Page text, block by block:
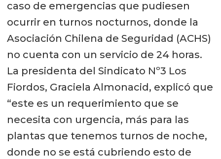
caso de emergencias que pudiesen
ocurrir en turnos nocturnos, donde la
Asociación Chilena de Seguridad (ACHS)
no cuenta con un servicio de 24 horas.
La presidenta del Sindicato Nº3 Los
Fiordos, Graciela Almonacid, explicó que
“este es un requerimiento que se
necesita con urgencia, más para las
plantas que tenemos turnos de noche,
donde no se está cubriendo esto de